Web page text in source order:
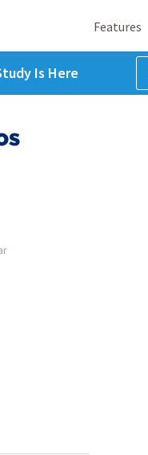
Features
Is Here